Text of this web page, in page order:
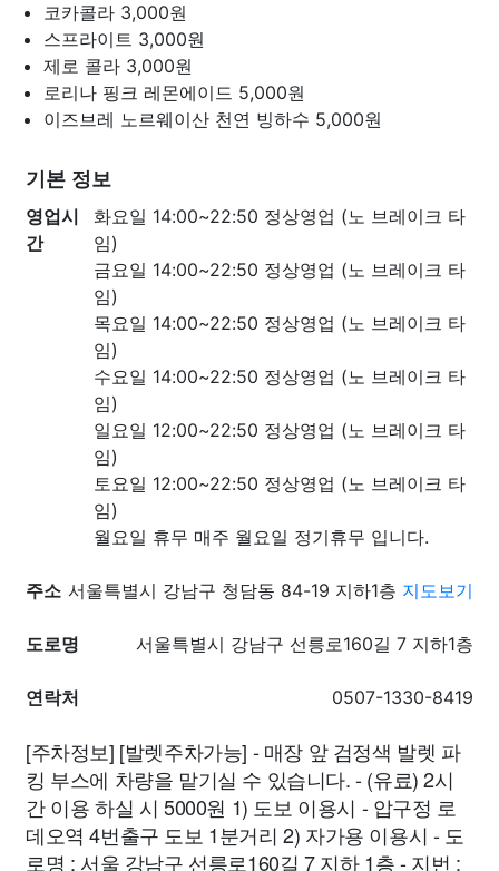
코카콜라 3,000원
스프라이트 3,000원
제로 콜라 3,000원
로리나 핑크 레몬에이드 5,000원
이즈브레 노르웨이산 천연 빙하수 5,000원
기본 정보
영업시
간
화요일 14:00~22:50 정상영업 (노 브레이크 타
임)
금요일 14:00~22:50 정상영업 (노 브레이크 타
임)
목요일 14:00~22:50 정상영업 (노 브레이크 타
임)
수요일 14:00~22:50 정상영업 (노 브레이크 타
임)
일요일 12:00~22:50 정상영업 (노 브레이크 타
임)
토요일 12:00~22:50 정상영업 (노 브레이크 타
임)
월요일 휴무 매주 월요일 정기휴무 입니다.
주소 서울특별시 강남구 청담동 84-19 지하1층 지도보기
도로명 서울특별시 강남구 선릉로160길 7 지하1층
연락처 0507-1330-8419
[주차정보] [발렛주차가능] - 매장 앞 검정색 발렛 파
킹 부스에 차량을 맡기실 수 있습니다. - (유료) 2시
간 이용 하실 시 5000원 1) 도보 이용시 - 압구정 로
데오역 4번출구 도보 1분거리 2) 자가용 이용시 - 도
로명 : 서울 강남구 선릉로160길 7 지하 1층 - 지번 :